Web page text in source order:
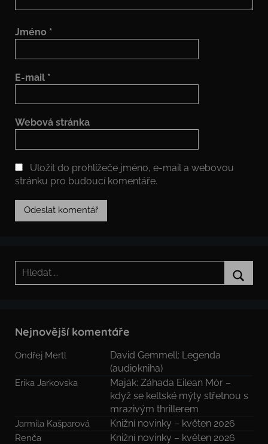
Jméno *
E-mail *
Webová stránka
Uložit do prohlížeče jméno, e-mail a webovou
stránku pro budoucí komentáře.
Hledat:
Nejnovější komentáře
Ondřej Mertl
David Gemmell: Legenda
(audiokniha)
Erika Jarkovska
Maják: Záhada Eilean Mór –
když se keltské mýty střetnou s
mrazivým thrillerem
Jarmila Kašparová Knižní novinky – květen 2026
Renča Knižní novinky – květen 2026